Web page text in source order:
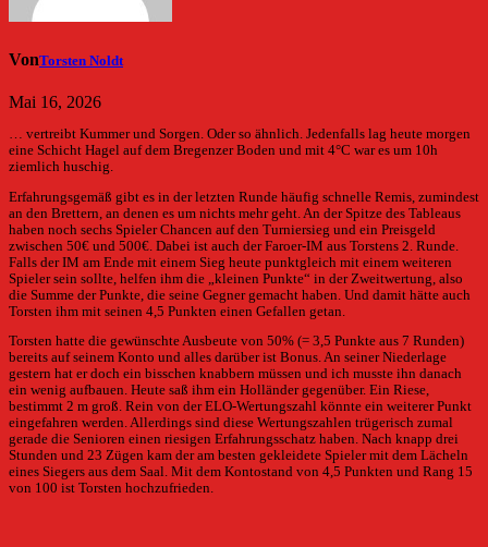
VonTorsten Noldt
Mai 16, 2026
… vertreibt Kummer und Sorgen. Oder so ähnlich. Jedenfalls lag heute morgen
eine Schicht Hagel auf dem Bregenzer Boden und mit 4°C war es um 10h
ziemlich huschig.
Erfahrungsgemäß gibt es in der letzten Runde häufig schnelle Remis, zumindest
an den Brettern, an denen es um nichts mehr geht. An der Spitze des Tableaus
haben noch sechs Spieler Chancen auf den Turniersieg und ein Preisgeld
zwischen 50€ und 500€. Dabei ist auch der Faroer-IM aus Torstens 2. Runde.
Falls der IM am Ende mit einem Sieg heute punktgleich mit einem weiteren
Spieler sein sollte, helfen ihm die „kleinen Punkte“ in der Zweitwertung, also
die Summe der Punkte, die seine Gegner gemacht haben. Und damit hätte auch
Torsten ihm mit seinen 4,5 Punkten einen Gefallen getan.
Torsten hatte die gewünschte Ausbeute von 50% (= 3,5 Punkte aus 7 Runden)
bereits auf seinem Konto und alles darüber ist Bonus. An seiner Niederlage
gestern hat er doch ein bisschen knabbern müssen und ich musste ihn danach
ein wenig aufbauen. Heute saß ihm ein Holländer gegenüber. Ein Riese,
bestimmt 2 m groß. Rein von der ELO-Wertungszahl könnte ein weiterer Punkt
eingefahren werden. Allerdings sind diese Wertungszahlen trügerisch zumal
gerade die Senioren einen riesigen Erfahrungsschatz haben. Nach knapp drei
Stunden und 23 Zügen kam der am besten gekleidete Spieler mit dem Lächeln
eines Siegers aus dem Saal. Mit dem Kontostand von 4,5 Punkten und Rang 15
von 100 ist Torsten hochzufrieden.